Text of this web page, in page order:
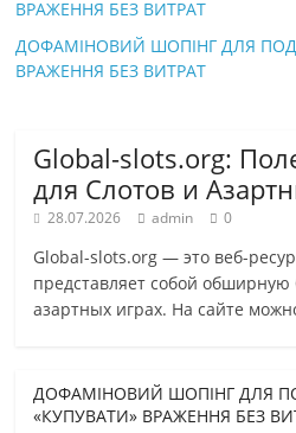
ВРАЖЕННЯ БЕЗ ВИТРАТ
ДОФАМІНОВИЙ ШОПІНГ ДЛЯ
ВРАЖЕННЯ БЕЗ ВИТРАТ
Global-slots.org:
для Слотов и
28.07.2026 admin 0
Global-slots.org — это веб-
представляет собой обширную
азартных играх. На сайте
ДОФАМІНОВИЙ ШОПІНГ ДЛЯ
«КУПУВАТИ» ВРАЖЕННЯ БЕЗ